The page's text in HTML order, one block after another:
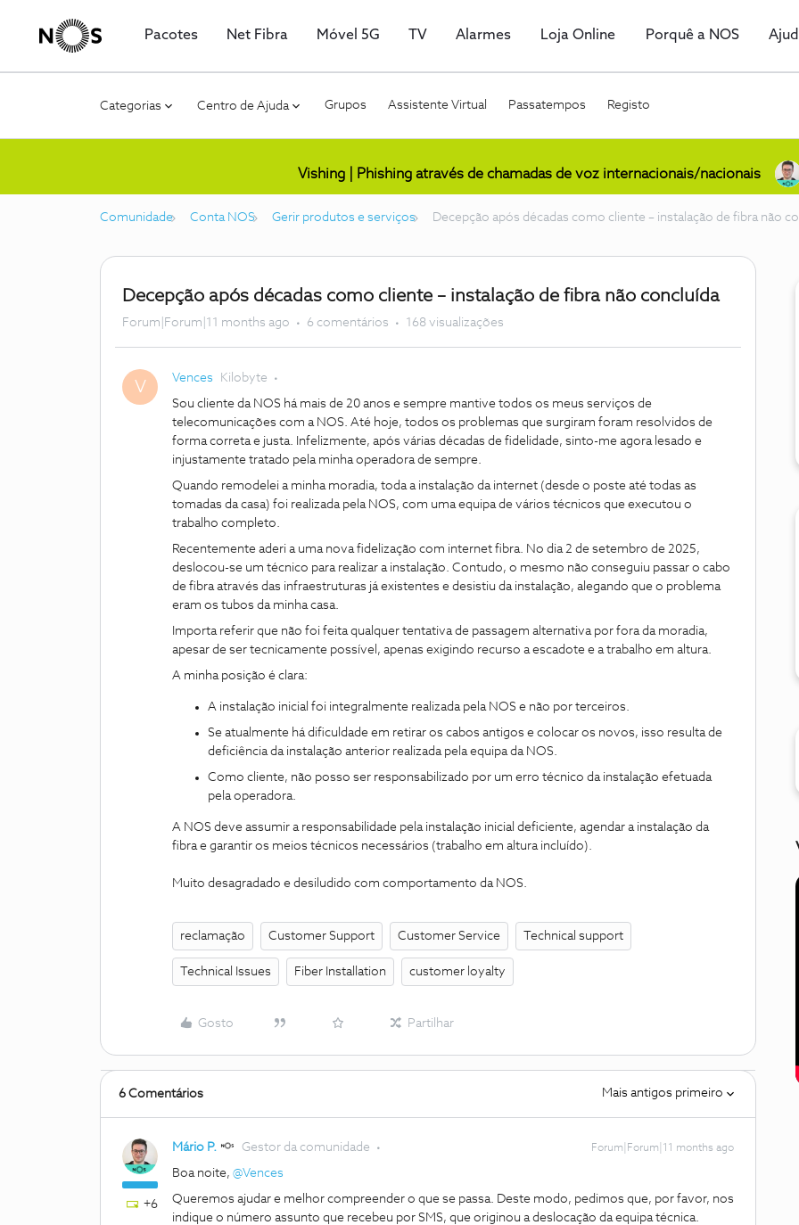
Pacotes Net Fibra Móvel 5G TV Alarmes Loja Online Porquê a NOS
Categorias Centro de Ajuda Grupos Assistente Virtual Passatempos Registo
Vishing | Phishing através de chamadas de voz internacionais/nacionais
Comunidade Conta NOS Gerir produtos e serviços Decepção após décadas como cliente – instalação de fibra não
Decepção após décadas como cliente – instalação de fibra não concluída
Forum|Forum|11 months ago 6 comentários 168 visualizações
V Vences Kilobyte
Sou cliente da NOS há mais de 20 anos e sempre mantive todos os meus serviços de
telecomunicações com a NOS. Até hoje, todos os problemas que surgiram foram resolvidos de
forma correta e justa. Infelizmente, após várias décadas de fidelidade, sinto-me agora lesado e
injustamente tratado pela minha operadora de sempre.
Quando remodelei a minha moradia, toda a instalação da internet (desde o poste até todas as
tomadas da casa) foi realizada pela NOS, com uma equipa de vários técnicos que executou o
trabalho completo.
Recentemente aderi a uma nova fidelização com internet fibra. No dia 2 de setembro de 2025,
deslocou-se um técnico para realizar a instalação. Contudo, o mesmo não conseguiu passar o cabo
de fibra através das infraestruturas já existentes e desistiu da instalação, alegando que o problema
eram os tubos da minha casa.
Importa referir que não foi feita qualquer tentativa de passagem alternativa por fora da moradia,
apesar de ser tecnicamente possível, apenas exigindo recurso a escadote e a trabalho em altura.
A minha posição é clara:
A instalação inicial foi integralmente realizada pela NOS e não por terceiros.
Se atualmente há dificuldade em retirar os cabos antigos e colocar os novos, isso resulta de
deficiência da instalação anterior realizada pela equipa da NOS.
Como cliente, não posso ser responsabilizado por um erro técnico da instalação efetuada
pela operadora.
A NOS deve assumir a responsabilidade pela instalação inicial deficiente, agendar a instalação da
fibra e garantir os meios técnicos necessários (trabalho em altura incluído).
Muito desagradado e desiludido com comportamento da NOS.
reclamação Customer Support Customer Service Technical support
Technical Issues Fiber Installation customer loyalty
Gosto Partilhar
6 Comentários Mais antigos primeiro
+6
Mário P. Gestor da comunidade Forum|Forum|11 months ago
Boa noite, ​ @Vences
Queremos ajudar e melhor compreender o que se passa. Deste modo, pedimos que, por favor, nos
indique o número assunto que recebeu por SMS, que originou a deslocação da equipa técnica.